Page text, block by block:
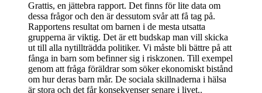
Grattis, en jättebra rapport. Det finns för lite data om
dessa frågor och den är dessutom svår att få tag på.
Rapportens resultat om barnen i de mesta utsatta
grupperna är viktig. Det är ett budskap man vill skicka
ut till alla nytillträdda politiker. Vi måste bli bättre på att
fånga in barn som befinner sig i riskzonen. Till exempel
genom att fråga föräldrar som söker ekonomiskt bistånd
om hur deras barn mår. De sociala skillnaderna i hälsa
är stora och det får konsekvenser senare i livet..